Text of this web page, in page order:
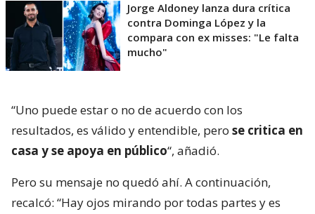
Jorge Aldoney lanza dura crítica
contra Dominga López y la
compara con ex misses: "Le falta
mucho"
“Uno puede estar o no de acuerdo con los
resultados, es válido y entendible, pero se critica en
casa y se apoya en público“, añadió.
Pero su mensaje no quedó ahí. A continuación,
recalcó: “Hay ojos mirando por todas partes y es